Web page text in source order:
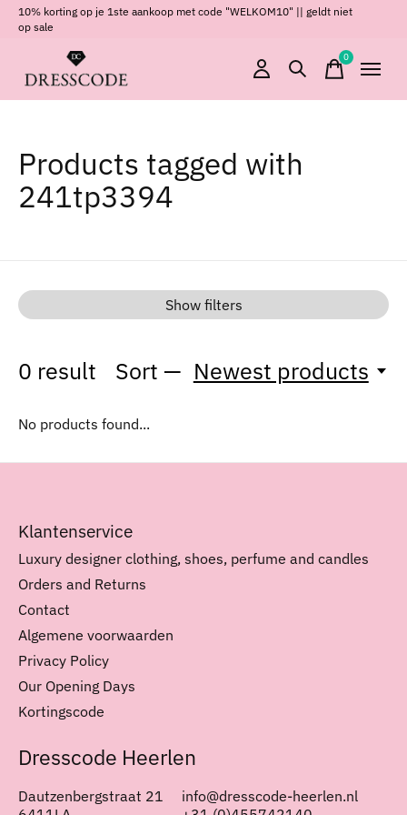
10% korting op je 1ste aankoop met code "WELKOM10" || geldt niet
op sale
0items
Products tagged with
241tp3394
Show filters
0 result Sort — Newest products
No products found...
Klantenservice
Luxury designer clothing, shoes, perfume and candles
Orders and Returns
Contact
Algemene voorwaarden
Privacy Policy
Our Opening Days
Kortingscode
Dresscode Heerlen
Dautzenbergstraat 21
info@dresscode-heerlen.nl